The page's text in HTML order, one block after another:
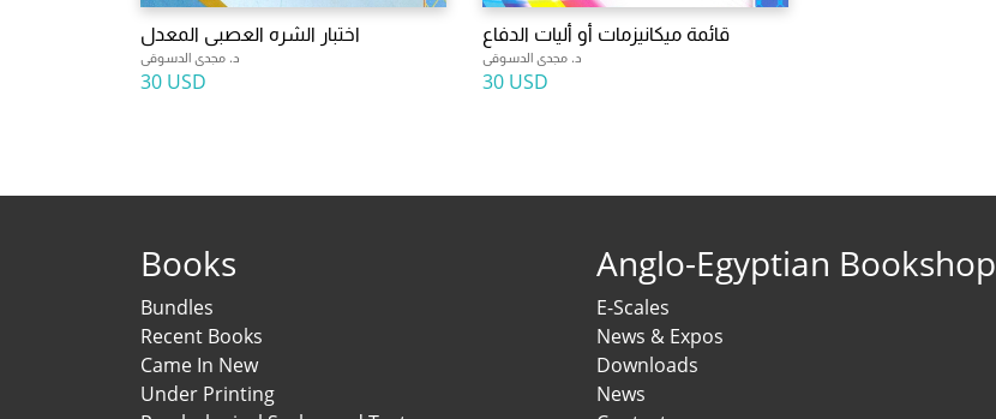
اختبار الشره العصبى المعدل
د. مجدى الدسوقى
30 USD
قائمة ميكانيزمات أو أليات الدفاع
د. مجدى الدسوقى
30 USD
Books
Bundles
Recent Books
Came In New
Under Printing
Anglo-Egyptian Bookshop
E-Scales
News & Expos
Downloads
News